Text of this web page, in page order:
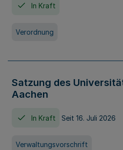
In Kraft
Verordnung
Satzung des
Aachen
In Kraft Seit 16. Juli 2026
Verwaltungsvorschrift